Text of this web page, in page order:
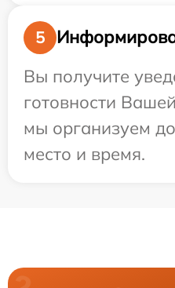
5
Вы получите
готовности
мы организуем
место и время.